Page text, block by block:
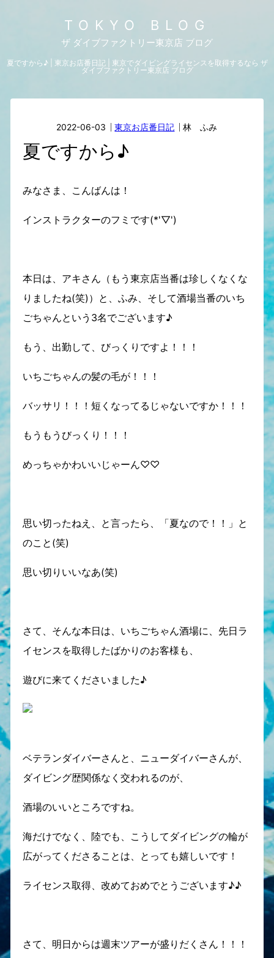
TOKYO BLOG
ザ ダイブファクトリー東京店 ブログ
夏ですから♪ | 東京お店番日記 | 東京でダイビングライセンスを取得するなら ザ
ダイブファクトリー東京店 ブログ
2022-06-03 東京お店番日記 林 ふみ
夏ですから♪
みなさま、こんばんは！
インストラクターのフミです(*'▽')
本日は、アキさん（もう東京店当番は珍しくなくな
りましたね(笑)）と、ふみ、そして酒場当番のいち
ごちゃんという3名でございます♪
もう、出勤して、びっくりですよ！！！
いちごちゃんの髪の毛が！！！
バッサリ！！！短くなってるじゃないですか！！！
もうもうびっくり！！！
めっちゃかわいいじゃーん♡♡
思い切ったねえ、と言ったら、「夏なので！！」と
のこと(笑)
思い切りいいなあ(笑)
さて、そんな本日は、いちごちゃん酒場に、先日ラ
イセンスを取得したばかりのお客様も、
遊びに来てくださいました♪
ベテランダイバーさんと、ニューダイバーさんが、
ダイビング歴関係なく交われるのが、
酒場のいいところですね。
海だけでなく、陸でも、こうしてダイビングの輪が
広がってくださることは、とっても嬉しいです！
ライセンス取得、改めておめでとうございます♪♪
さて、明日からは週末ツアーが盛りだくさん！！！